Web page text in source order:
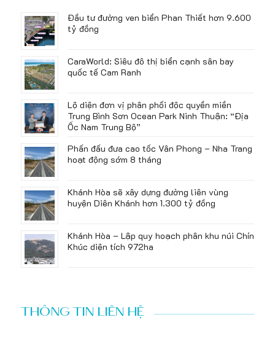
Đầu tư đường ven biển Phan Thiết hơn 9.600
tỷ đồng
CaraWorld: Siêu đô thị biển cạnh sân bay
quốc tế Cam Ranh
Lộ diện đơn vị phân phối độc quyền miền
Trung Bình Sơn Ocean Park Ninh Thuận: “Địa
Ốc Nam Trung Bộ”
Phấn đấu đưa cao tốc Vân Phong – Nha Trang
hoạt động sớm 8 tháng
Khánh Hòa sẽ xây dựng đường liên vùng
huyện Diên Khánh hơn 1.300 tỷ đồng
Khánh Hòa – Lập quy hoạch phân khu núi Chín
Khúc diện tích 972ha
THÔNG TIN LIÊN HỆ